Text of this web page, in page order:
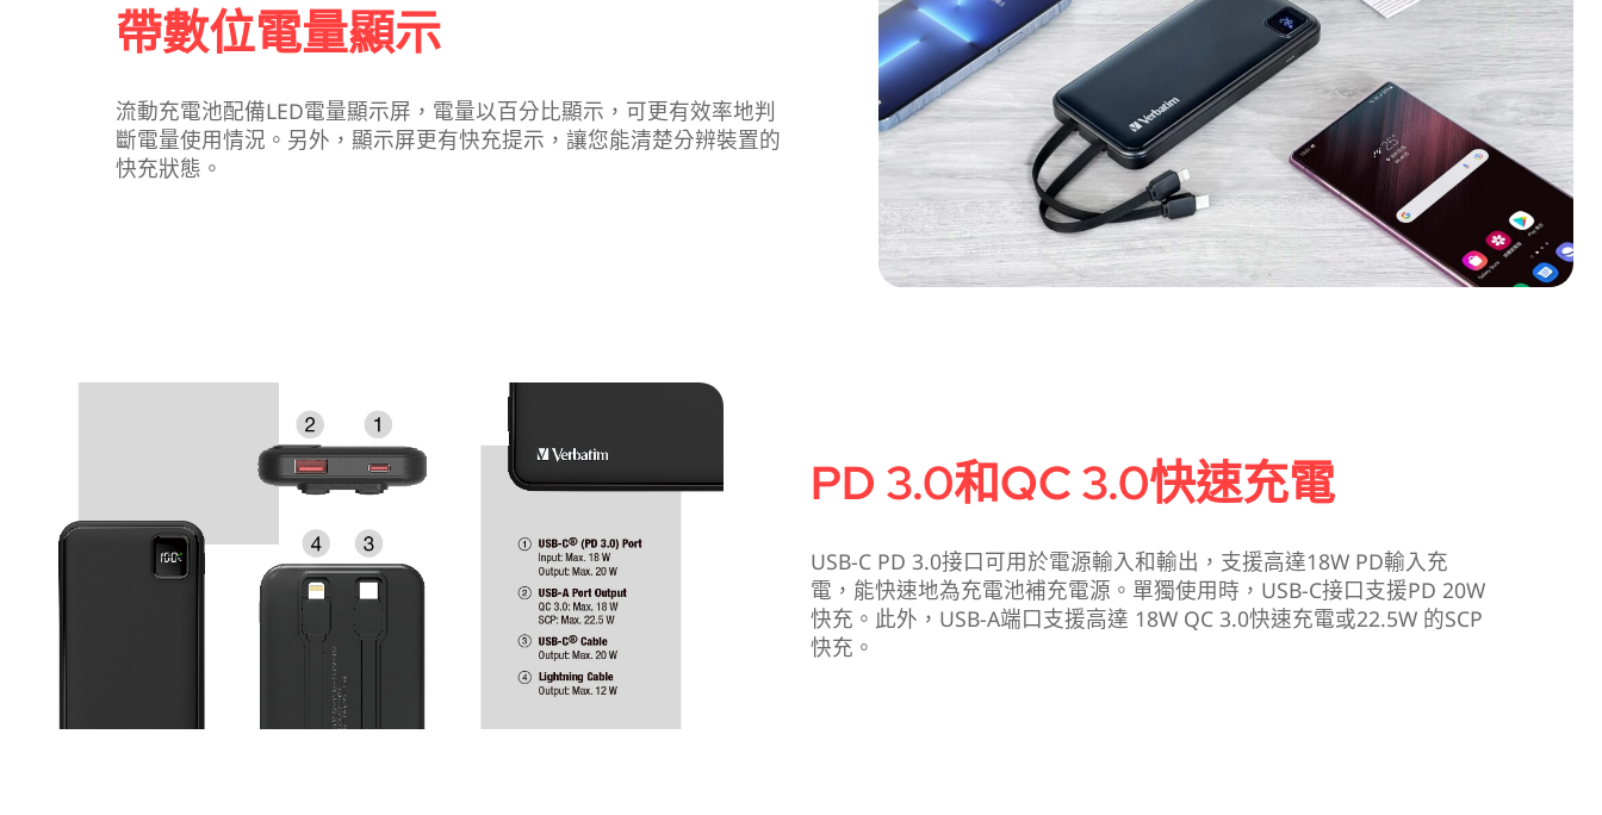
帶數位電量顯示
流動充電池配備LED電量顯示屏，電量以百分比顯示，可更有效率地判
斷電量使用情況。另外，顯示屏更有快充提示，讓您能清楚分辨裝置的
快充狀態。
PD 3.0和QC 3.0快速充電
USB-C PD 3.0接口可用於電源輸入和輸出，支援高達18W PD輸入充
電，能快速地為充電池補充電源。單獨使用時，USB-C接口支援PD 20W
快充。此外，USB-A端口支援高達 18W QC 3.0快速充電或22.5W 的SCP
快充。